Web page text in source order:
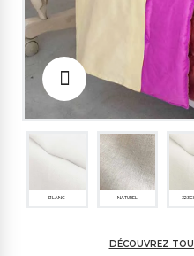
BLANC NATUREL
DÉCOUVREZ